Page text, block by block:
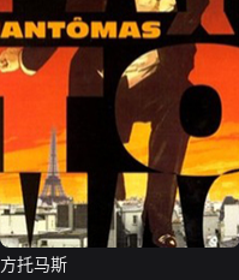
方托马斯